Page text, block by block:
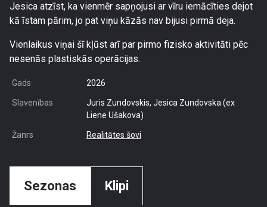
Jesica atzīst, ka vienmēr sapņojusi ar vīru iemācīties dejot
kā īstam pārim, jo pat viņu kāzās nav bijusi pirmā deja.
Vienlaikus viņai šī kļūst arī par pirmo fizisko aktivitāti pēc
nesenās plastiskās operācijas.
Gads 2026
Slavenības
Juris Zundovskis, Jesica Zundovska (ex
Liene Ušakova)
Žanrs Realitātes šovi
Sezonas Klipi